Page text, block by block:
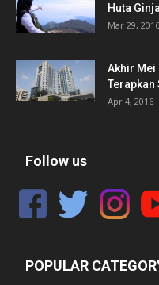
Huta
Mar 29, 2016
Akhir Mei
Terapkan
Apr 4, 2016
Follow us
POPULAR